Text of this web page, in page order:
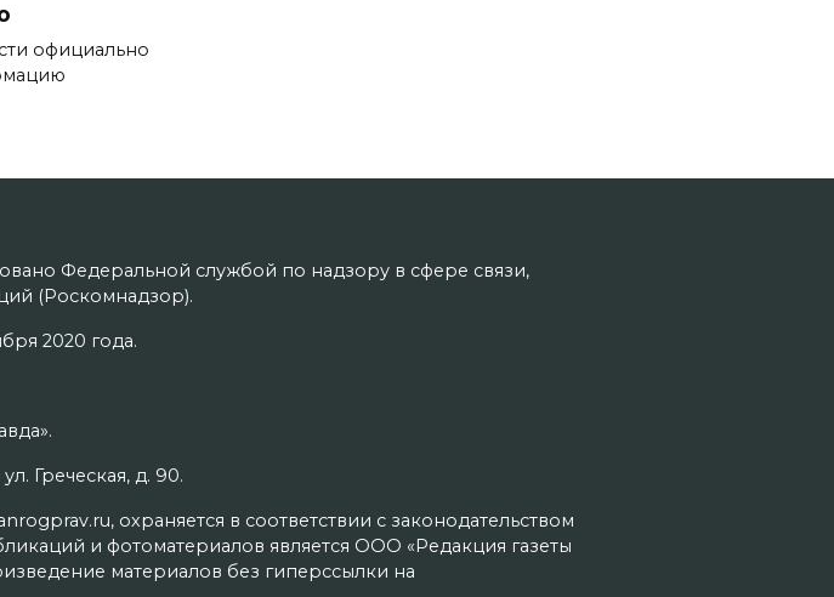
официально
Федеральной службой по надзору в сфере связи,
(Роскомнадзор).
2020 года.
Греческая, д. 90.
охраняется в соответствии с законодательством
и фотоматериалов является ООО «Редакция газеты
материалов без гиперссылки на